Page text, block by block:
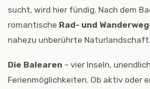
sucht, wird hier fündig. Nach dem
romantische Rad- und
nahezu unberührte Naturlandschaft.
Die Balearen – vier Inseln,
Ferienmöglichkeiten. Ob aktiv oder